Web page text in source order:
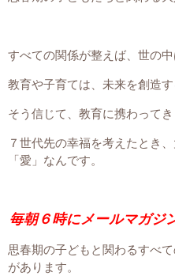
すべての関係が整えば、世の中
教育や子育ては、未来を創造す
そう信じて、教育に携わってき
７世代先の幸福を考えたとき
「愛」なんです。
毎朝６時にメールマガジ
思春期の子どもと関わるすべ
があります。